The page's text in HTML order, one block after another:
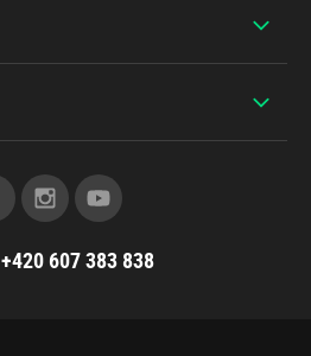
+420 607 383 838